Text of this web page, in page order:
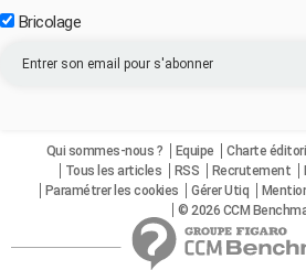
Bricolage
Qui sommes-nous ? Equipe Charte
Tous les articles
RSS Recrutement
Paramétrer les cookies
Gérer Utiq
© 2026 CCM